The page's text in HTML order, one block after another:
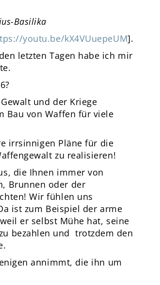
Basilika
youtu.be/kX4VUuepeUM].
letzten Tagen habe ich mir
und der Kriege
Bau von Waffen für viele
irrsinnigen Pläne für die
zu realisieren!
die Ihnen immer von
Brunnen oder der
Wir fühlen uns
ist zum Beispiel der arme
er selbst Mühe hat, seine
bezahlen und trotzdem den
annimmt, die ihn um